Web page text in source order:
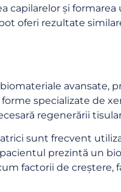
capilarelor și
oferi rezultate
avansate,
specializate de
regenerării
sunt frecvent
prezintă un
factorii de creștere,